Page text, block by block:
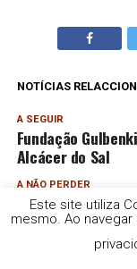
NOTÍCIAS
A SEGUIR
Fundação
Alcácer do Sal
A NÃO PERDER
Droga e alcool
Este site utiliza
mesmo. Ao